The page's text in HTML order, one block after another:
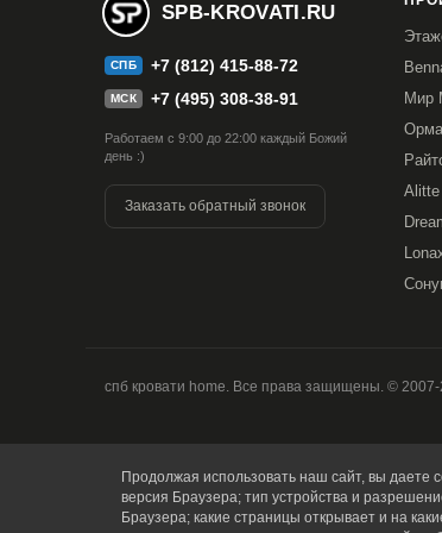
SPB-KROVATI.RU
СПБ +7 (812) 415-88-72
МСК +7 (495) 308-38-91
Работаем с 9:00 до 22:00 каждый Божий
день :)
Заказать обратный звонок
Мир
Alitte
спб кровати home. Все права защищены. © 2007-
Продолжая использовать наш сайт, вы даете
версия Браузера; тип устройства и
Браузера; какие страницы открывает и на